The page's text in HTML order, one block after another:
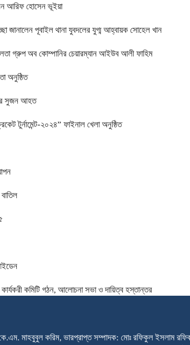
আরিফ হোসেন ভূইয়া
পূবাইল থানা যুবদলের যুগ্ম আহ্বায়ক সোহেল খান
গ্রুপ অব কোম্পানির চেয়ারম্যান আইউব আলী ফাহিম
অনুষ্ঠিত
সুজন আহত
টুর্নামেন্ট-২০২৪” ফাইনাল খেলা অনুষ্ঠিত
কমিটি গঠন, আলোচনা সভা ও দায়িত্ব হস্তান্তর
মাহবুবুল করিম, ভারপ্রাপ্ত সম্পাদক: মোঃ রফিকুল ইসলাম